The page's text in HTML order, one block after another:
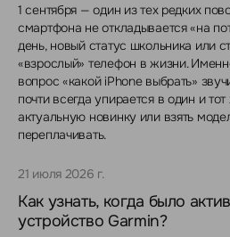
1 сентября — один из тех редких
смартфона не откладывается «на
день, новый статус школьника или
«взрослый» телефон в жизни.
вопрос «какой iPhone выбрать»
почти всегда упирается в один и
актуальную новинку или взять
переплачивать.
21 июля 2026 г.
Как узнать, когда было
устройство Garmin?